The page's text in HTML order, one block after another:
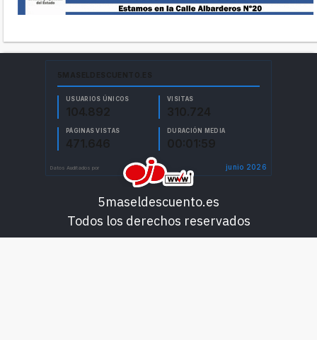
5maseldescuento.es
Todos los derechos reservados